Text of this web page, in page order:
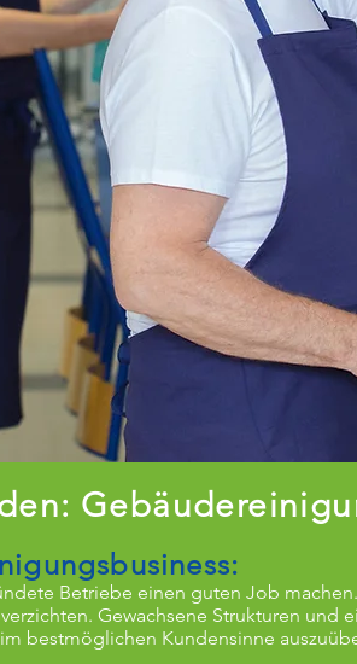
Betriebe einen guten Job
Gewachsene Strukturen und
bestmöglichen Kundensinne